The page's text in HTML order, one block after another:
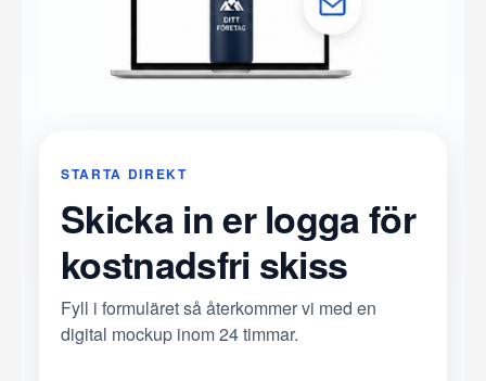
STARTA DIREKT
Skicka in er logga för
kostnadsfri skiss
Fyll i formuläret så återkommer vi med en
digital mockup inom 24 timmar.